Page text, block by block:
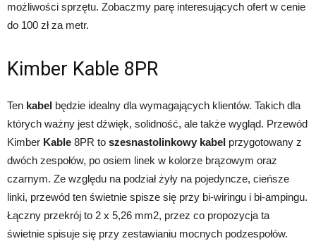
możliwości sprzętu. Zobaczmy parę interesujących ofert w cenie
do 100 zł za metr.
Kimber Kable 8PR
Ten kabel będzie idealny dla wymagających klientów. Takich dla
których ważny jest dźwięk, solidność, ale także wygląd. Przewód
Kimber Kable 8PR to szesnastolinkowy kabel przygotowany z
dwóch zespołów, po osiem linek w kolorze brązowym oraz
czarnym. Ze względu na podział żyły na pojedyncze, cieńsze
linki, przewód ten świetnie spisze się przy bi-wiringu i bi-ampingu.
Łączny przekrój to 2 x 5,26 mm2, przez co propozycja ta
świetnie spisuje się przy zestawianiu mocnych podzespołów.